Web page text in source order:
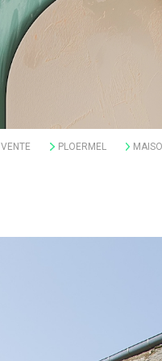
VENTE PLOERMEL